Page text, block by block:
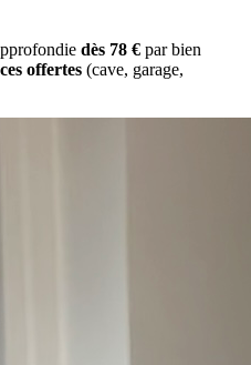
dès 78 € par bien
offertes (cave, garage,